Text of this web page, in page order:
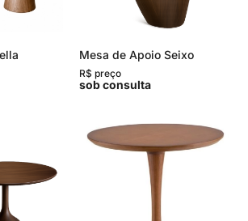
Mesa de Apoio Seixo
R$ preço
sob consulta